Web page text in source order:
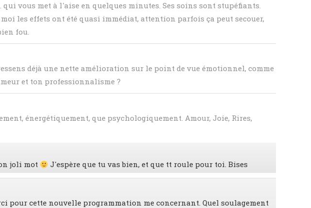
vous met à l'aise en quelques minutes. Ses soins sont stupéfiants.
les effets ont été quasi immédiat, attention parfois ça peut secouer,
fou.
déjà une nette amélioration sur le point de vue émotionnel, comme
et ton professionnalisme ?
énergétiquement, que psychologiquement. Amour, Joie, Rires,
joli mot
J'espère que tu vas bien, et que tt roule pour toi. Bises
pour cette nouvelle programmation me concernant. Quel soulagement